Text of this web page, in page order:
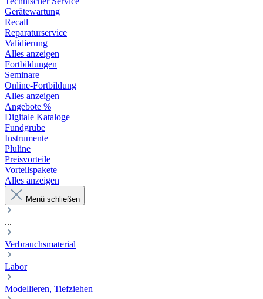
Gerätewartung
Recall
Reparaturservice
Validierung
Alles anzeigen
Fortbildungen
Seminare
Online-Fortbildung
Alles anzeigen
Angebote %
Digitale Kataloge
Fundgrube
Instrumente
Pluline
Preisvorteile
Vorteilspakete
Alles anzeigen
Menü schließen
...
Verbrauchsmaterial
Labor
Modellieren, Tiefziehen